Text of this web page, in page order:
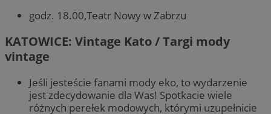
godz. 18.00,Teatr Nowy w Zabrzu
KATOWICE: Vintage Kato / Targi mody
vintage
Jeśli jesteście fanami mody eko, to wydarzenie
jest zdecydowanie dla Was! Spotkacie wiele
różnych perełek modowych, którymi uzupełnicie